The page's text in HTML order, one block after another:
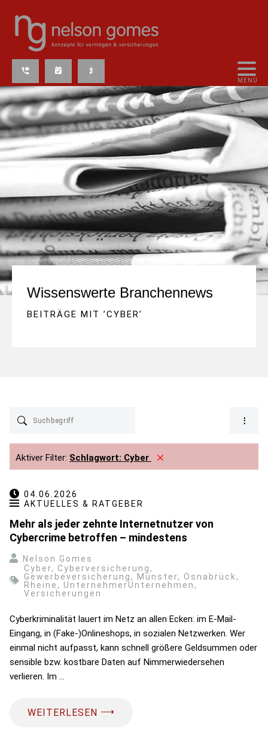
Wissenswerte Branchennews
BEITRÄGE MIT ’CYBER’
Aktiver Filter: Schlagwort: Cyber
04.06.2026
AKTUELLES & RATGEBER
Mehr als jeder zehnte Internetnutzer von
Cybercrime betroffen – mindestens
Nelson Gomes
Cyber, Cyberversicherung ,
Gewerbeversicherung , Münster, Osnabrück ,
Rheine , UnternehmerUnternehmen ,
Versicherungen
Cyberkriminalität lauert im Netz an allen Ecken: im E-Mail-
Eingang, in (Fake-)Onlineshops, in sozialen Netzwerken. Wer
einmal nicht aufpasst, kann schnell größere Geldsummen oder
sensible bzw. kostbare Daten auf Nimmerwiedersehen
verlieren. Im …
WEITERLESEN ⟶